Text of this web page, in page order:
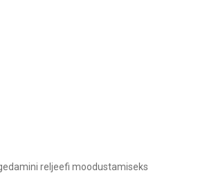
reljeefi moodustamiseks